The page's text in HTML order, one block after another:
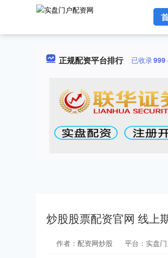
正规配资平台排行 已收录999
炒股股票配资官网 线上
作者：配资网炒股 平台：实盘